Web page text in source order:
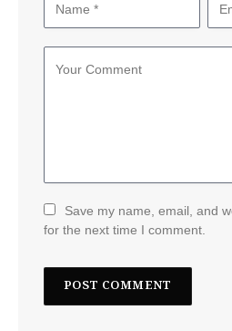
Save my name, email, and
for the next time I comment.